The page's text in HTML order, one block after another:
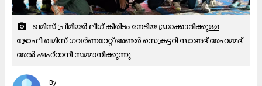
camera_alt
ഖമിസ് പ്രീമിയർ ലീഗ് കിരീടം നേടിയ ഡ്രാക്കാരിക്കുള്ള
ട്രോഫി ഖമിസ് ഗവർണറേറ്റ് അണ്ടർ സെക്രട്ടറി സാഅദ് അഹമ്മദ്
അൽ ഷഹ്റാനി സമ്മാനിക്കുന്നു
By